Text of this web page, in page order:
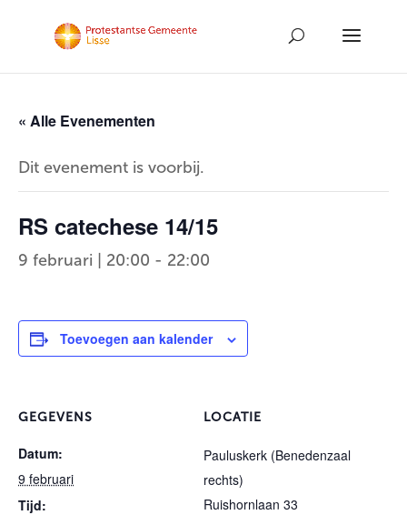
« Alle Evenementen
Dit evenement is voorbij.
RS catechese 14/15
9 februari | 20:00 - 22:00
Toevoegen aan kalender
GEGEVENS
Datum:
9 februari
Tijd:
LOCATIE
Pauluskerk (Benedenzaal
rechts)
Ruishornlaan 33